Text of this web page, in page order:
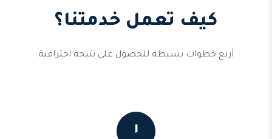
كيف تعمل خدمتنا؟
أربع خطوات بسيطة للحصول على نتيجة احترافية
١